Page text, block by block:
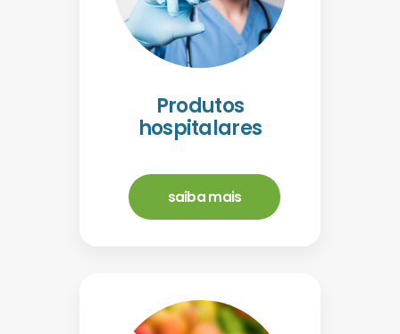
Produtos
hospitalares
saiba mais